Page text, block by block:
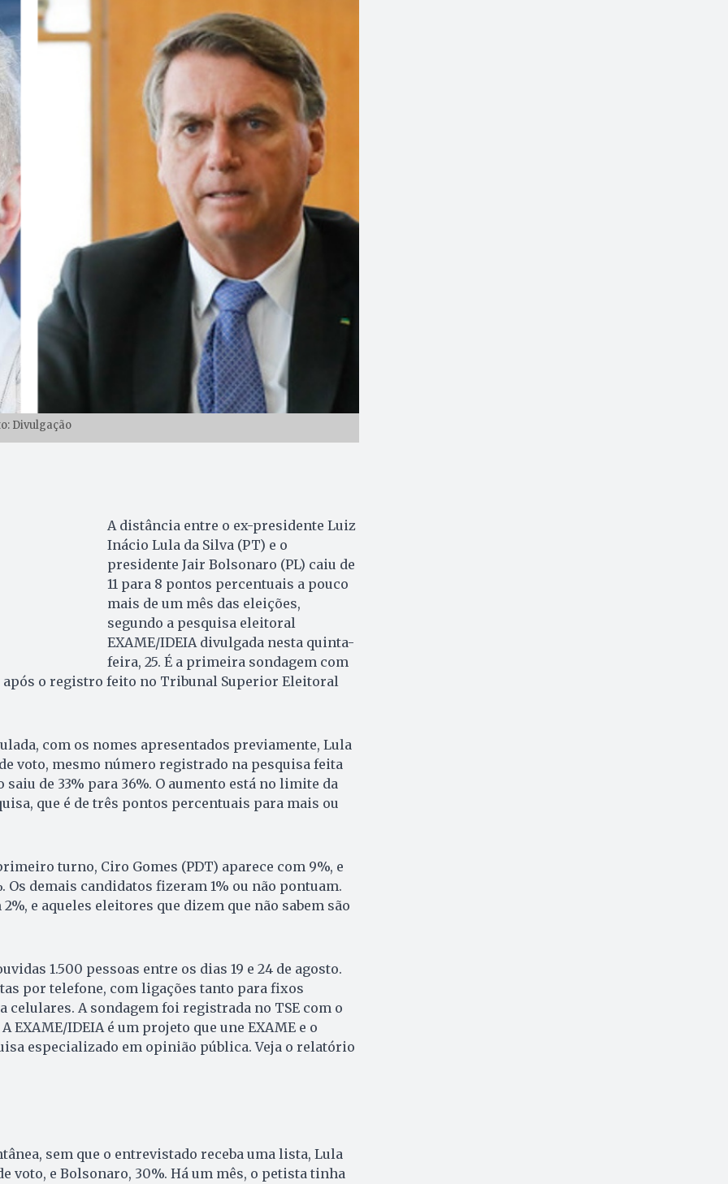
Divulgação
A distância entre o ex-presidente Luiz
Inácio Lula da Silva (PT) e o
presidente Jair Bolsonaro (PL) caiu de
11 para 8 pontos percentuais a pouco
mais de um mês das eleições,
segundo a pesquisa eleitoral
EXAME/IDEIA divulgada nesta quinta-
feira, 25. É a primeira sondagem com
o registro feito no Tribunal Superior Eleitoral
com os nomes apresentados previamente, Lula
voto, mesmo número registrado na pesquisa feita
saiu de 33% para 36%. O aumento está no limite da
que é de três pontos percentuais para mais ou
turno, Ciro Gomes (PDT) aparece com 9%, e
Os demais candidatos fizeram 1% ou não pontuam.
e aqueles eleitores que dizem que não sabem são
1.500 pessoas entre os dias 19 e 24 de agosto.
por telefone, com ligações tanto para fixos
celulares. A sondagem foi registrada no TSE com o
EXAME/IDEIA é um projeto que une EXAME e o
especializado em opinião pública. Veja o relatório
sem que o entrevistado receba uma lista, Lula
voto, e Bolsonaro, 30%. Há um mês, o petista tinha